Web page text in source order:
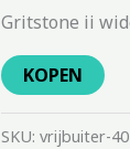
Gritstone ii
KOPEN
SKU: vrijbuiter-